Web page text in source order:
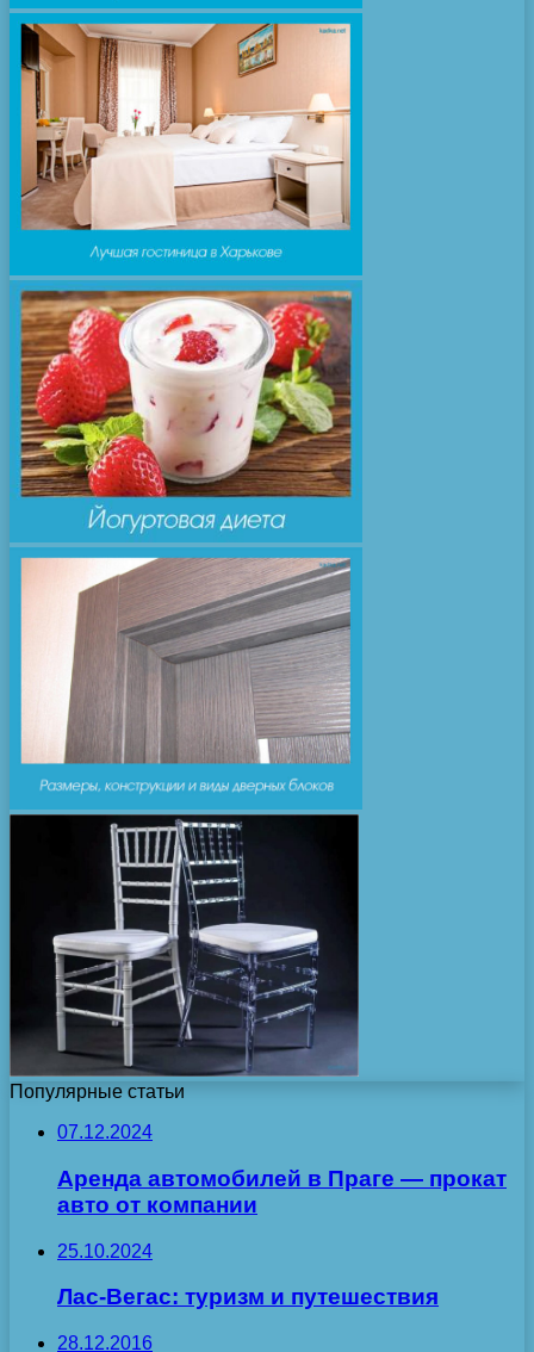
Популярные статьи
07.12.2024
Аренда автомобилей в Праге — прокат
авто от компании
25.10.2024
Лас-Вегас: туризм и путешествия
28.12.2016